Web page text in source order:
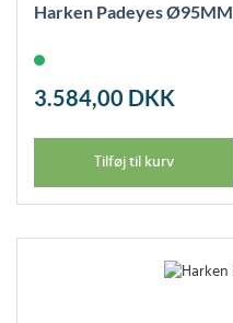
Harken Padeyes Ø95MM
3.584,00 DKK
Tilføj til kurv